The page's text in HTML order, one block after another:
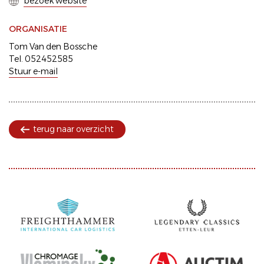
ORGANISATIE
Tom Van den Bossche
Tel. 052452585
Stuur e-mail
terug naar overzicht